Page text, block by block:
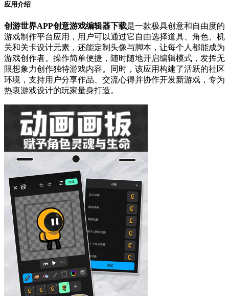
应用介绍
创游世界APP创意游戏编辑器下载是一款极具创意和自由度的
游戏制作平台应用，用户可以通过它自由选择道具、角色、机
关和关卡设计元素，还能定制头像与脚本，让每个人都能成为
游戏创作者。操作简单便捷，随时随地开启编辑模式，发挥无
限想象力创作独特游戏内容。同时，该应用构建了活跃的社区
环境，支持用户分享作品、交流心得并协作开发新游戏，专为
热衷游戏设计的玩家量身打造。